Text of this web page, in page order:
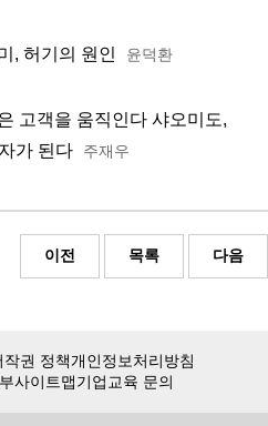
, 허기의 원인 윤덕환
고객을 움직인다 샤오미도,
가 된다
주재우
이전 목록 다음
작권 정책개인정보처리방침
사이트맵기업교육 문의